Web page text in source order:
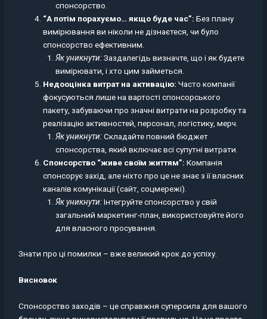
спонсорство.
“А потім порахуємо… якщо буде час”: Без плану
вимірювання ви ніколи не дізнаєтеся, чи було
спонсорство ефективним.
Як уникнути:Заздалегідь визначте, що і як будете
вимірювати, і хто цим займеться.
Недооцінка витрат на активацію: Часто компанії
фокусуються лише на вартості спонсорського
пакету, забуваючи про значні витрати на розробку та
реалізацію активностей, персонал, логістику, мерч.
Як уникнути:Складайте повний бюджет
спонсорства, який включає всі супутні витрати.
Спонсорство “живе своїм життям”: Компанія
спонсорує захід, але ніхто про це не знає з її власних
каналів комунікації (сайт, соцмережі).
Як уникнути:Інтегруйте спонсорство у свій
загальний маркетинг-план, використовуйте його
для власного просування.
Знати про ці помилки – вже великий крок до успіху.
Висновок
Спонсорство заходів – це справжня суперсила для вашого